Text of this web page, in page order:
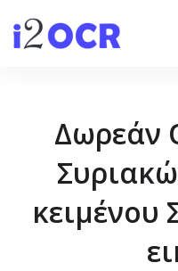
Δωρεάν
κειμένου